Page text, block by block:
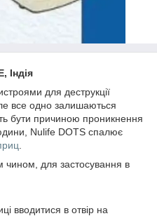
Індія
для деструкції
все одно залишаються
бути причиною проникнення
Nulife DOTS спалює
для застосування в
вводитися в отвір на